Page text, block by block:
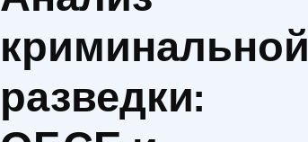
криминальной
разведки: